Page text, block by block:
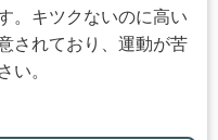
。キツクないのに高い
されており、運動が苦
い。